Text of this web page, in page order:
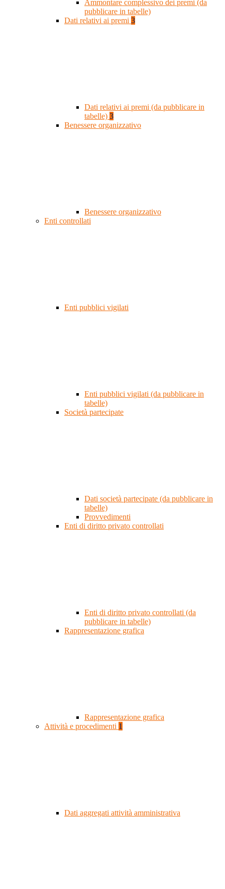
Ammontare complessivo dei premi (da
pubblicare in tabelle)
Dati relativi ai premi 3
Dati relativi ai premi (da pubblicare in
tabelle) 3
Benessere organizzativo
Benessere organizzativo
Enti controllati
Enti pubblici vigilati
Enti pubblici vigilati (da pubblicare in
tabelle)
Società partecipate
Dati società partecipate (da pubblicare in
tabelle)
Provvedimenti
Enti di diritto privato controllati
Enti di diritto privato controllati (da
pubblicare in tabelle)
Rappresentazione grafica
Rappresentazione grafica
Attività e procedimenti 1
Dati aggregati attività amministrativa